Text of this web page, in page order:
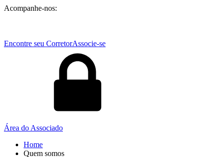
Acompanhe-nos:
Encontre seu CorretorAssocie-se
Área do Associado
Home
Quem somos